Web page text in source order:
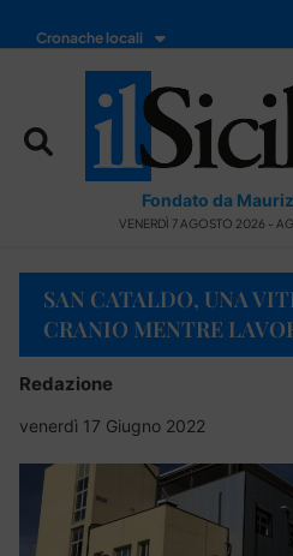
Cronache locali
Fondato da
VENERDÌ 7 AGOSTO 2026 -
SAN CATALDO, UNA
CRANIO MENTRE
Redazione
venerdì 17 Giugno 2022